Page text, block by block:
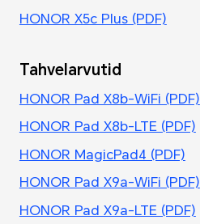
HONOR X5c Plus (PDF)
Tahvelarvutid
HONOR Pad X8b-WiFi (PDF)
HONOR Pad X8b-LTE (PDF)
HONOR MagicPad4 (PDF)
HONOR Pad X9a-WiFi (PDF)
HONOR Pad X9a-LTE (PDF)